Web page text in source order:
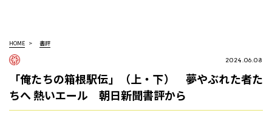
HOME 書評
2024.06.08
「俺たちの箱根駅伝」（上・下） 夢やぶれた者た
ちへ 熱いエール 朝日新聞書評から